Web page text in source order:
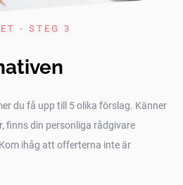
- STEG 3
du få upp till 5 olika förslag. Känner
finns din personliga rådgivare
ihåg att offerterna inte är